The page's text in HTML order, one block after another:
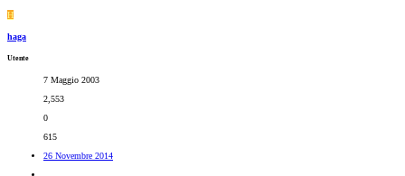
H
haga
Utente
7 Maggio 2003
2,553
0
615
26 Novembre 2014